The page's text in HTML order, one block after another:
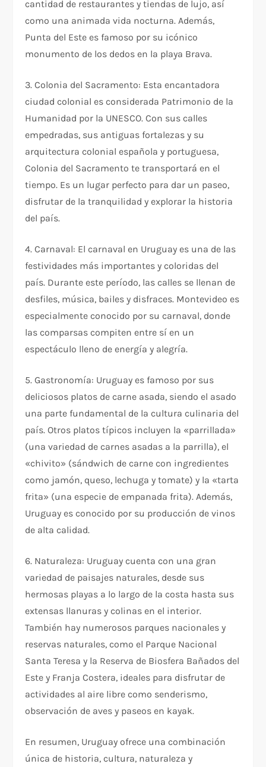
cantidad de restaurantes y tiendas de lujo, así
como una animada vida nocturna. Además,
Punta del Este es famoso por su icónico
monumento de los dedos en la playa Brava.
3. Colonia del Sacramento: Esta encantadora
ciudad colonial es considerada Patrimonio de la
Humanidad por la UNESCO. Con sus calles
empedradas, sus antiguas fortalezas y su
arquitectura colonial española y portuguesa,
Colonia del Sacramento te transportará en el
tiempo. Es un lugar perfecto para dar un paseo,
disfrutar de la tranquilidad y explorar la historia
del país.
4. Carnaval: El carnaval en Uruguay es una de las
festividades más importantes y coloridas del
país. Durante este período, las calles se llenan de
desfiles, música, bailes y disfraces. Montevideo es
especialmente conocido por su carnaval, donde
las comparsas compiten entre sí en un
espectáculo lleno de energía y alegría.
5. Gastronomía: Uruguay es famoso por sus
deliciosos platos de carne asada, siendo el asado
una parte fundamental de la cultura culinaria del
país. Otros platos típicos incluyen la «parrillada»
(una variedad de carnes asadas a la parrilla), el
«chivito» (sándwich de carne con ingredientes
como jamón, queso, lechuga y tomate) y la «tarta
frita» (una especie de empanada frita). Además,
Uruguay es conocido por su producción de vinos
de alta calidad.
6. Naturaleza: Uruguay cuenta con una gran
variedad de paisajes naturales, desde sus
hermosas playas a lo largo de la costa hasta sus
extensas llanuras y colinas en el interior.
También hay numerosos parques nacionales y
reservas naturales, como el Parque Nacional
Santa Teresa y la Reserva de Biosfera Bañados del
Este y Franja Costera, ideales para disfrutar de
actividades al aire libre como senderismo,
observación de aves y paseos en kayak.
En resumen, Uruguay ofrece una combinación
única de historia, cultura, naturaleza y